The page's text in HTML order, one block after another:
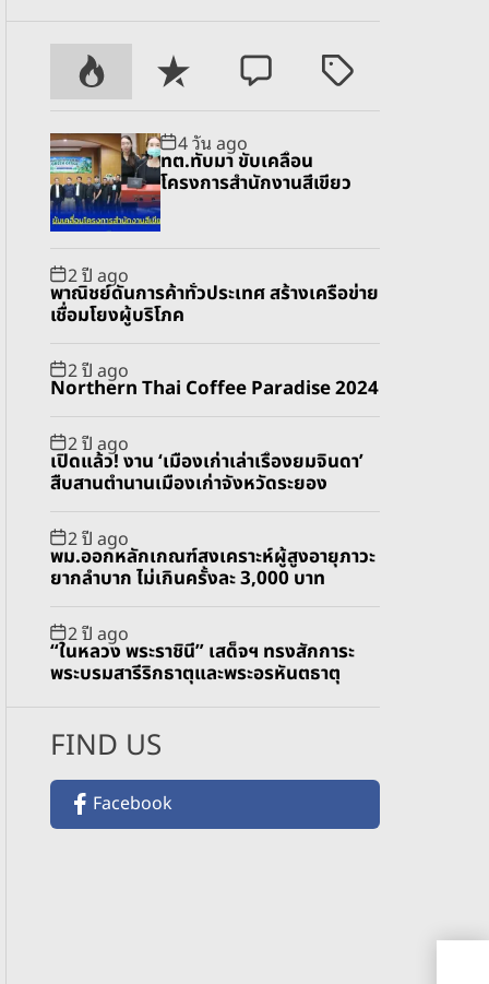
P
o
p
u
l
a
r
R
e
c
e
n
t
C
o
m
m
e
T
g
e
4 วัน ago
ทต.ทับมา ขับเคลื่อน
โครงการสำนักงานสีเขียว
2 ปี ago
พาณิชย์ดันการค้าทั่วประเทศ สร้างเครือข่าย
เชื่อมโยงผู้บริโภค
2 ปี ago
Northern Thai Coffee Paradise 2024
2 ปี ago
เปิดแล้ว! งาน ‘เมืองเก่าเล่าเรื่องยมจินดา’
สืบสานตำนานเมืองเก่าจังหวัดระยอง
2 ปี ago
พม.ออกหลักเกณฑ์สงเคราะห์ผู้สูงอายุภาวะ
ยากลำบาก ไม่เกินครั้งละ 3,000 บาท
2 ปี ago
“ในหลวง พระราชินี” เสด็จฯ ทรงสักการะ
พระบรมสารีริกธาตุและพระอรหันตธาตุ
FIND US
Facebook